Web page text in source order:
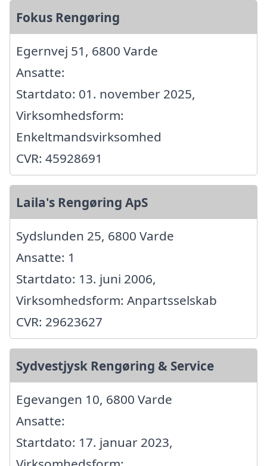
Fokus Rengøring
Egernvej 51, 6800 Varde
Ansatte:
Startdato: 01. november 2025,
Virksomhedsform:
Enkeltmandsvirksomhed
CVR: 45928691
Laila's Rengøring ApS
Sydslunden 25, 6800 Varde
Ansatte: 1
Startdato: 13. juni 2006,
Virksomhedsform: Anpartsselskab
CVR: 29623627
Sydvestjysk Rengøring & Service
Egevangen 10, 6800 Varde
Ansatte:
Startdato: 17. januar 2023,